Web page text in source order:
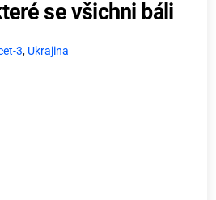
se všichni báli
3, Ukrajina